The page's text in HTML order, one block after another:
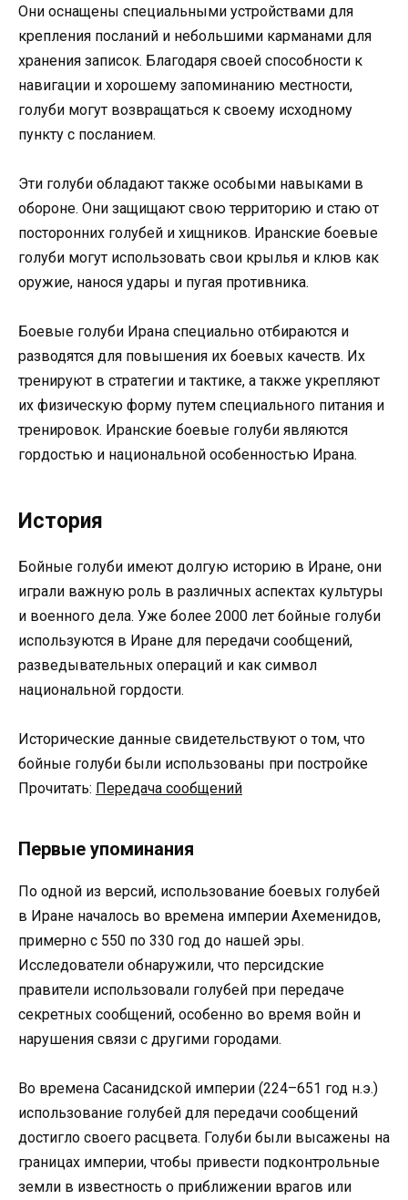
Они оснащены специальными устройствами для
крепления посланий и небольшими карманами для
хранения записок. Благодаря своей способности к
навигации и хорошему запоминанию местности,
голуби могут возвращаться к своему исходному
пункту с посланием.
Эти голуби обладают также особыми навыками в
обороне. Они защищают свою территорию и стаю от
посторонних голубей и хищников. Иранские боевые
голуби могут использовать свои крылья и клюв как
оружие, нанося удары и пугая противника.
Боевые голуби Ирана специально отбираются и
разводятся для повышения их боевых качеств. Их
тренируют в стратегии и тактике, а также укрепляют
их физическую форму путем специального питания и
тренировок. Иранские боевые голуби являются
гордостью и национальной особенностью Ирана.
История
Бойные голуби имеют долгую историю в Иране, они
играли важную роль в различных аспектах культуры
и военного дела. Уже более 2000 лет бойные голуби
используются в Иране для передачи сообщений,
разведывательных операций и как символ
национальной гордости.
Исторические данные свидетельствуют о том, что
бойные голуби были использованы при постройке
Прочитать: Передача сообщений
Первые упоминания
По одной из версий, использование боевых голубей
в Иране началось во времена империи Ахеменидов,
примерно с 550 по 330 год до нашей эры.
Исследователи обнаружили, что персидские
правители использовали голубей при передаче
секретных сообщений, особенно во время войн и
нарушения связи с другими городами.
Во времена Сасанидской империи (224–651 год н.э.)
использование голубей для передачи сообщений
достигло своего расцвета. Голуби были высажены на
границах империи, чтобы привести подконтрольные
земли в известность о приближении врагов или